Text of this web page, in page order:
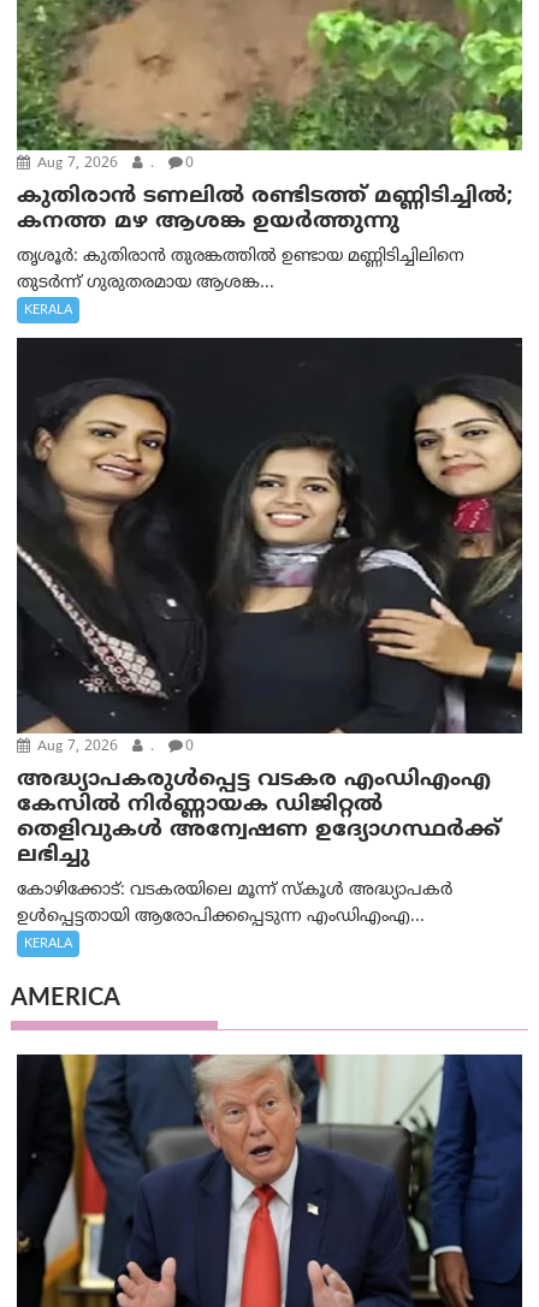
Aug 7, 2026 . 0
കുതിരാൻ ടണലിൽ രണ്ടിടത്ത് മണ്ണിടിച്ചിൽ;
കനത്ത മഴ ആശങ്ക ഉയർത്തുന്നു
തൃശൂർ: കുതിരാൻ തുരങ്കത്തിൽ ഉണ്ടായ മണ്ണിടിച്ചിലിനെ
തുടർന്ന് ഗുരുതരമായ ആശങ്ക...
KERALA
Aug 7, 2026 . 0
അദ്ധ്യാപകരുള്‍പ്പെട്ട വടകര എംഡി‌എം‌എ
കേസില്‍ നിര്‍ണ്ണായക ഡിജിറ്റല്‍
തെളിവുകള്‍ അന്വേഷണ ഉദ്യോഗസ്ഥര്‍ക്ക്
ലഭിച്ചു
കോഴിക്കോട്: വടകരയിലെ മൂന്ന് സ്കൂൾ അദ്ധ്യാപകർ
ഉൾപ്പെട്ടതായി ആരോപിക്കപ്പെടുന്ന എംഡിഎംഎ...
KERALA
AMERICA